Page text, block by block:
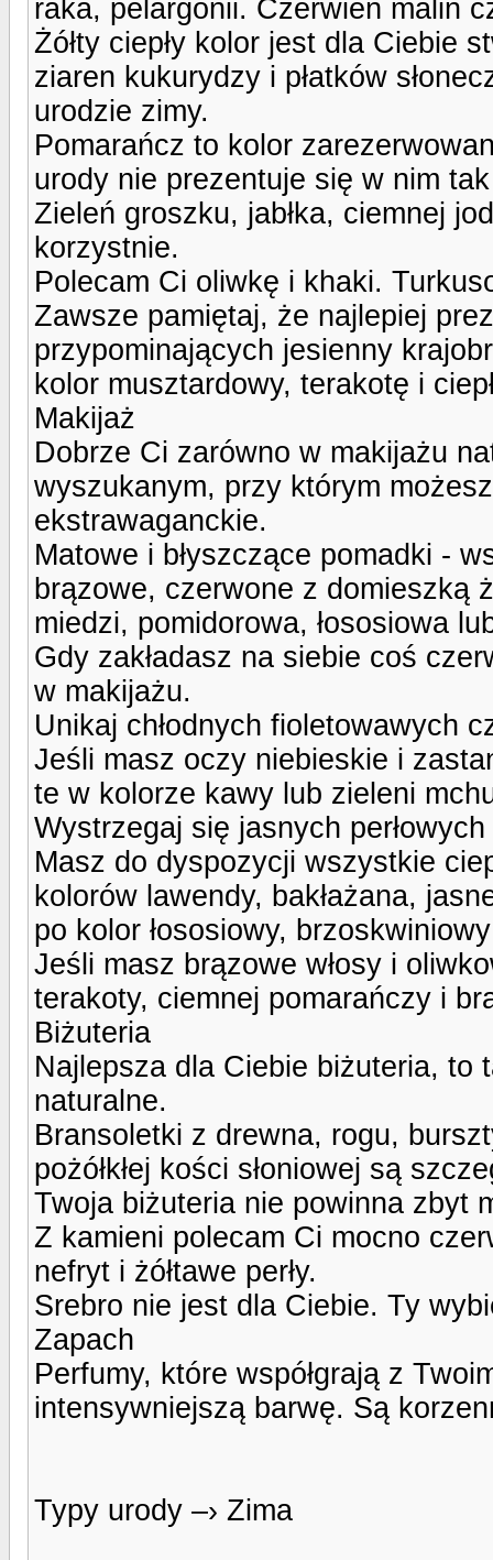
raka, pelargonii. Czerwień malin
Żółty ciepły kolor jest dla Ciebie
ziaren kukurydzy i płatków
urodzie zimy.
Pomarańcz to kolor
urody nie prezentuje się w nim
Zieleń groszku, jabłka, ciemnej
korzystnie.
Polecam Ci oliwkę i khaki.
Zawsze pamiętaj, że najlepiej
przypominających jesienny
kolor musztardowy, terakotę i
Makijaż
Dobrze Ci zarówno w makijażu
wyszukanym, przy którym
ekstrawaganckie.
Matowe i błyszczące pomadki -
brązowe, czerwone z domieszką
miedzi, pomidorowa, łososiowa
Gdy zakładasz na siebie coś
w makijażu.
Unikaj chłodnych fioletowawych
Jeśli masz oczy niebieskie i
te w kolorze kawy lub zieleni
Wystrzegaj się jasnych
Masz do dyspozycji wszystkie
kolorów lawendy, bakłażana,
po kolor łososiowy,
Jeśli masz brązowe włosy i
terakoty, ciemnej pomarańczy i
Biżuteria
Najlepsza dla Ciebie biżuteria, to
naturalne.
Bransoletki z drewna, rogu,
pożółkłej kości słoniowej są
Twoja biżuteria nie powinna zbyt
Z kamieni polecam Ci mocno
nefryt i żółtawe perły.
Srebro nie jest dla Ciebie. Ty
Zapach
Perfumy, które współgrają z
intensywniejszą barwę. Są
Typy urody –› Zima